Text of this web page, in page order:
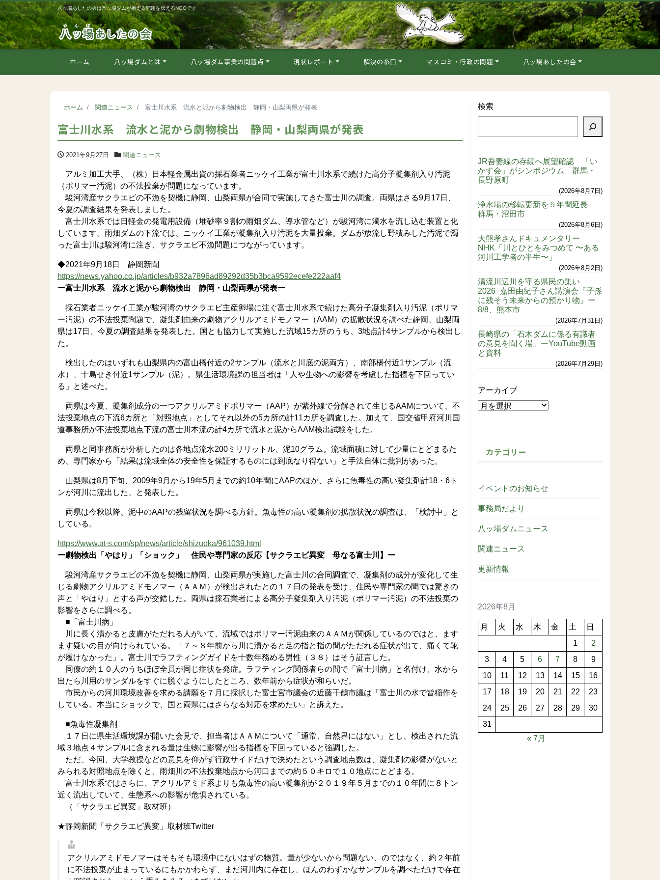
八ッ場あしたの会は八ッ場ダムが抱える問題を伝えるNGOです
ホーム 八ッ場ダムとは 八ッ場ダム事業の問題点 現状レポート 解決の糸口 マスコミ・行政の問題 八ッ場あしたの会
ホーム 関連ニュース 富士川水系 流水と泥から劇物検出 静岡・山梨両県が発表
富士川水系 流水と泥から劇物検出 静岡・山梨両県が発表
2021年9月27日 関連ニュース
アルミ加工大手、（株）日本軽金属出資の採石業者ニッケイ工業が富士川水系で続けた高分子凝集剤入り汚泥
（ポリマー汚泥）の不法投棄が問題になっています。
駿河湾産サクラエビの不漁を契機に静岡、山梨両県が合同で実施してきた富士川の調査。両県はさる9月17日、
今夏の調査結果を発表しました。
富士川水系では日軽金の発電用設備（堆砂率９割の雨畑ダム、導水管など）が駿河湾に濁水を流し込む装置と化
しています。雨畑ダムの下流では、ニッケイ工業が凝集剤入り汚泥を大量投棄。ダムが放流し野積みした汚泥で濁
った富士川は駿河湾に注ぎ、サクラエビ不漁問題につながっています。
◆2021年9月18日 静岡新聞
https://news.yahoo.co.jp/articles/b932a7896ad89292d35b3bca9592ecefe222aaf4
ー富士川水系 流水と泥から劇物検出 静岡・山梨両県が発表ー
採石業者ニッケイ工業が駿河湾のサクラエビ主産卵場に注ぐ富士川水系で続けた高分子凝集剤入り汚泥（ポリマ
ー汚泥）の不法投棄問題で、凝集剤由来の劇物アクリルアミドモノマー（AAM）の拡散状況を調べた静岡、山梨両
県は17日、今夏の調査結果を発表した。国とも協力して実施した流域15カ所のうち、3地点計4サンプルから検出し
た。
検出したのはいずれも山梨県内の富山橋付近の2サンプル（流水と川底の泥両方）、南部橋付近1サンプル（流
水）、十島せき付近1サンプル（泥）。県生活環境課の担当者は「人や生物への影響を考慮した指標を下回ってい
る」と述べた。
両県は今夏、凝集剤成分の一つアクリルアミドポリマー（AAP）が紫外線で分解されて生じるAAMについて、不
法投棄地点の下流6カ所と「対照地点」としてそれ以外の5カ所の計11カ所を調査した。加えて、国交省甲府河川国
道事務所が不法投棄地点下流の富士川本流の計4カ所で流水と泥からAAM検出試験をした。
両県と同事務所が分析したのは各地点流水200ミリリットル、泥10グラム。流域面積に対して少量にとどまるた
め、専門家から「結果は流域全体の安全性を保証するものには到底なり得ない」と手法自体に批判があった。
山梨県は8月下旬、2009年9月から19年5月までの約10年間にAAPのほか、さらに魚毒性の高い凝集剤計18・6ト
ンが河川に流出した、と発表した。
両県は今秋以降、泥中のAAPの残留状況を調べる方針。魚毒性の高い凝集剤の拡散状況の調査は、「検討中」と
している。
https://www.at-s.com/sp/news/article/shizuoka/961039.html
ー劇物検出「やはり」「ショック」 住民や専門家の反応【サクラエビ異変 母なる富士川】ー
駿河湾産サクラエビの不漁を契機に静岡、山梨両県が実施した富士川の合同調査で、凝集剤の成分が変化して生
じる劇物アクリルアミドモノマー（ＡＡＭ）が検出されたとの１７日の発表を受け、住民や専門家の間では驚きの
声と「やはり」とする声が交錯した。両県は採石業者による高分子凝集剤入り汚泥（ポリマー汚泥）の不法投棄の
影響をさらに調べる。
■「富士川病」
川に長く漬かると皮膚がただれる人がいて、流域ではポリマー汚泥由来のＡＡＭが関係しているのではと、ます
ます疑いの目が向けられている。「７～８年前から川に漬かると足の指と指の間がただれる症状が出て、痛くて靴
が履けなかった」。富士川でラフティングガイドを十数年務める男性（３８）はそう証言した。
同僚の約１０人のうちほぼ全員が同じ症状を発症。ラフティング関係者らの間で「富士川病」と名付け、水から
出たら川用のサンダルをすぐに脱ぐようにしたところ、数年前から症状が和らいだ。
市民からの河川環境改善を求める請願を７月に採択した富士宮市議会の近藤千鶴市議は「富士川の水で皆稲作を
している。本当にショックで、国と両県にはさらなる対応を求めたい」と訴えた。
■魚毒性凝集剤
１７日に県生活環境課が開いた会見で、担当者はＡＡＭについて「通常、自然界にはない」とし、検出された流
域３地点４サンプルに含まれる量は生物に影響が出る指標を下回っていると強調した。
ただ、今回、大学教授などの意見を仰がず行政サイドだけで決めたという調査地点数は、凝集剤の影響がないと
みられる対照地点を除くと、雨畑川の不法投棄地点から河口までの約５０キロで１０地点にとどまる。
富士川水系ではさらに、アクリルアミド系よりも魚毒性の高い凝集剤が２０１９年５月までの１０年間に８トン
近く流出していて、生態系への影響が危惧されている。
（「サクラエビ異変」取材班）
★静岡新聞「サクラエビ異変」取材班Twitter
アクリルアミドモノマーはそもそも環境中にないはずの物質。量が少ないから問題ない、のではなく、約２年前
に不法投棄が止まっているにもかかわらず、まだ河川内に存在し、ほんのわずかなサンプルを調べただけで存在
検索
JR吾妻線の存続へ展望確認 「い
かす会」がシンポジウム 群馬・
長野原町
2026年8月7日
浄水場の移転更新を５年間延長
群馬・沼田市
2026年8月6日
大熊孝さんドキュメンタリー
NHK「川とひとをみつめて 〜ある
河川工学者の半生〜」
2026年8月2日
清流川辺川を守る県民の集い
2026−嘉田由紀子さん講演会『子孫
に残そう未来からの預かり物』ー
8/8、熊本市
2026年7月31日
長崎県の「石木ダムに係る有識者
の意見を聞く場」ーYouTube動画
と資料
2026年7月29日
アーカイブ
カテゴリー
イベントのお知らせ
事務局だより
八ッ場ダムニュース
関連ニュース
更新情報
2026年8月
月 火 水 木 金 土
日
1
2
3
4 5 6 7 8
9
10
11 12 13 14 15
16
17
18 19 20 21 22
23
24
25 26 27 28 29
30
31
« 7月